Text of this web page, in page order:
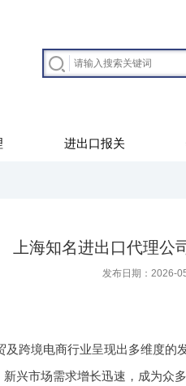
进出口报关
上海知名进出口代理公
发布日期：2026-
及跨境电商行业呈现出多维度
兴市场需求增长迅速，成为众